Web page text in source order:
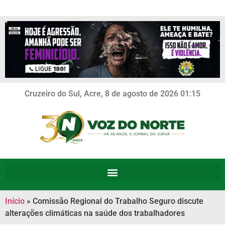
Cruzeiro do Sul, Acre, 8 de agosto de 2026 01:15
Início » Comissão Regional do Trabalho Seguro discute
alterações climáticas na saúde dos trabalhadores